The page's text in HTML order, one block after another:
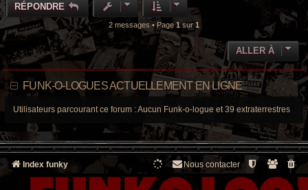
RÉPONDRE
2 messages • Page1sur1
ALLER À
FUNK-O-LOGUES ACTUELLEMENT EN LIGNE
Utilisateurs parcourant ce forum : Aucun Funk-o-logue et 39 extraterrestres
Index funky Nous contacter